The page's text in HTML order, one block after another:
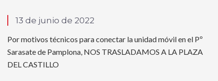
13 de junio de 2022
Por motivos técnicos para conectar la unidad móvil en el Pº
Sarasate de Pamplona, NOS TRASLADAMOS A LA PLAZA
DEL CASTILLO